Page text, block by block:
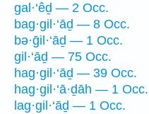
gal·‘êḏ — 2 Occ.
bag·gil·‘āḏ — 8 Occ.
bə·ḡil·‘āḏ — 1 Occ.
gil·‘āḏ — 75 Occ.
hag·gil·‘āḏ — 39 Occ.
hag·gil·‘ā·ḏāh — 1 Occ.
lag·gil·‘āḏ — 1 Occ.